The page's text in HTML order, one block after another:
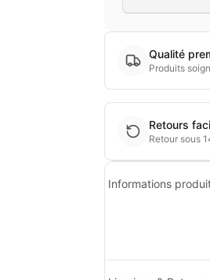
Qualité
Produits
Retours
Retour sous
Informations